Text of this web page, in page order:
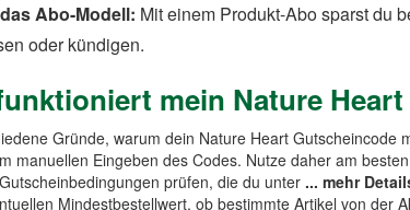
Abo-Modell: Mit einem Produkt-Abo sparst du
oder kündigen.
mein Nature
Gründe, warum dein Nature Heart
manuellen Eingeben des Codes. Nutze daher am
prüfen, die du unter ... mehr
Mindestbestellwert, ob bestimmte Artikel von der